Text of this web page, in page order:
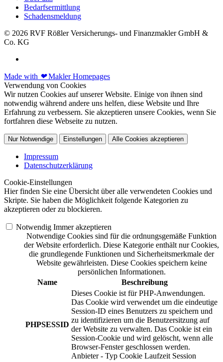
Bedarfsermittlung
Schadensmeldung
© 2026 RVF Rößler Versicherungs- und Finanzmakler GmbH &
Co. KG
Made with ❤Makler Homepages
Verwendung von Cookies
Wir nutzen Cookies auf unserer Website. Einige von ihnen sind
notwendig während andere uns helfen, diese Website und Ihre
Erfahrung zu verbessern. Sie akzeptieren unsere Cookies, wenn Sie
fortfahren diese Webseite zu nutzen.
Nur Notwendige Einstellungen Alle Cookies akzeptieren
Impressum
Datenschutzerklärung
Cookie-Einstellungen
Hier finden Sie eine Übersicht über alle verwendeten Cookies und
Skripte. Sie haben die Möglichkeit folgende Kategorien zu
akzeptieren oder zu blockieren.
Notwendig Immer akzeptieren
Notwendige Cookies sind für die ordnungsgemäße Funktion
der Website erforderlich. Diese Kategorie enthält nur Cookies,
die grundlegende Funktionen und Sicherheitsmerkmale der
Website gewährleisten. Diese Cookies speichern keine
persönlichen Informationen.
Name
Beschreibung
PHPSESSID
Dieses Cookie ist für PHP-Anwendungen.
Das Cookie wird verwendet um die eindeutige
Session-ID eines Benutzers zu speichern und
zu identifizieren um die Benutzersitzung auf
der Website zu verwalten. Das Cookie ist ein
Session-Cookie und wird gelöscht, wenn alle
Browser-Fenster geschlossen werden.
Anbieter - Typ Cookie Laufzeit Session